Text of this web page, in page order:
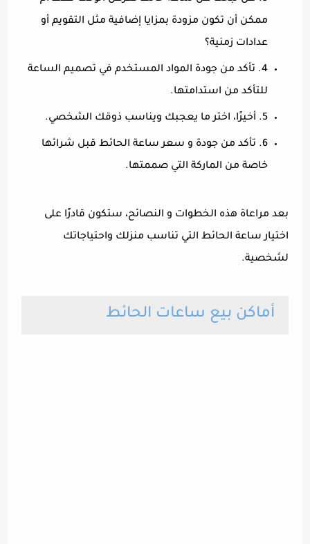
ممكن أن تكون مزودة بمزايا إضافية مثل التقويم أو
عدادات زمنية؟
4. تأكد من جودة المواد المستخدم في تصميم الساعة
للتأكد من استدامتها.
5. أخيرًا، اختر ما يعجبك ويناسب ذوقك الشخصي.
6. تأكد من جودة و سعر ساعة الحائط قبل شرائها
خاصة من الماركة التي صممتها.
بعد مراعاة هذه الخطوات و النصائح، ستكون قادرًا على
اختيار ساعة الحائط التي تناسب منزلك واحتياجاتك
لشخصية.
أماكن بيع ساعات الحائط